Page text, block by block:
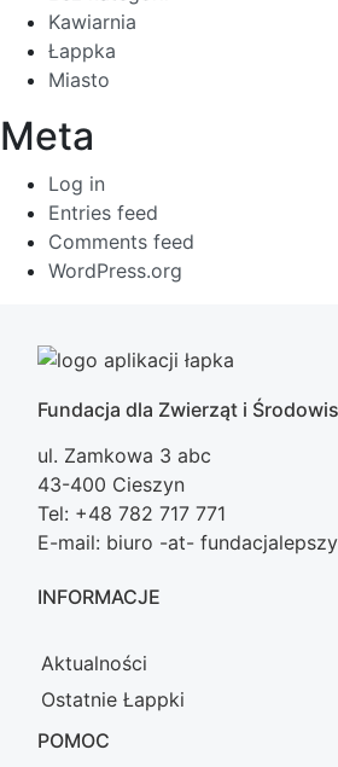
Kawiarnia
Łappka
Miasto
Meta
Log in
Entries feed
Comments feed
WordPress.org
Fundacja dla Zwierząt i
ul. Zamkowa 3 abc
43-400 Cieszyn
Tel: +48 782 717 771
E-mail: biuro -at-
INFORMACJE
Aktualności
Ostatnie Łappki
POMOC